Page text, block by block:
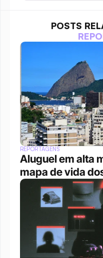
POSTS
REPORTAGENS
Aluguel em alta
mapa de vida